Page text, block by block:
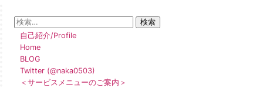
自己紹介/Profile
Home
BLOG
Twitter (@naka0503)
＜サービスメニューのご案内＞